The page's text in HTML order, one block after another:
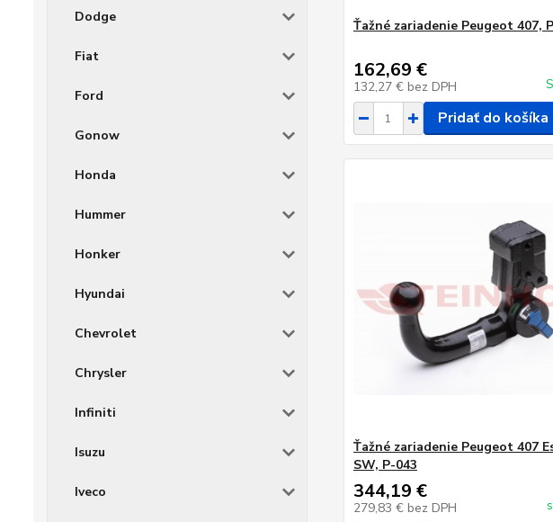
Dodge
Fiat
Ford
Gonow
Honda
Hummer
Honker
Hyundai
Chevrolet
Chrysler
Infiniti
Isuzu
Iveco
Ťažné zariadenie Peugeot 407,
162,69 €
132,27 € bez DPH
Pridať do košíka
Ťažné zariadenie Peugeot 407
SW, P-043
344,19 €
279,83 € bez DPH